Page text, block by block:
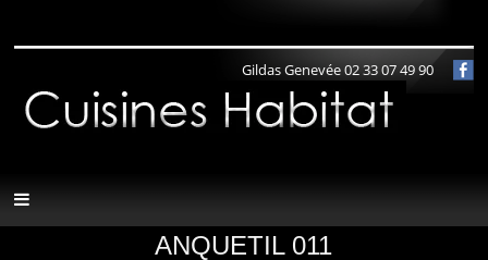
Gildas Genevée 02 33 07 49 90
ANQUETIL 011